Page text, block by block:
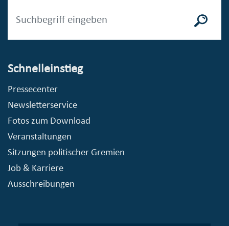
Schnelleinstieg
Pressecenter
Newsletterservice
Fotos zum Download
Veranstaltungen
Sitzungen politischer Gremien
Job & Karriere
Ausschreibungen